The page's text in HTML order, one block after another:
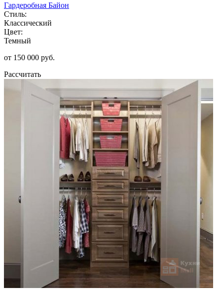
Гардеробная Байон
Стиль:
Классический
Цвет:
Темный
от 150 000 руб.
Рассчитать